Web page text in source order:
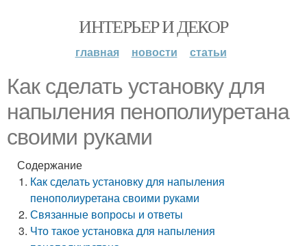
ИНТЕРЬЕР И ДЕКОР
главная новости статьи
Как сделать установку для
напыления пенополиуретана
своими руками
Содержание
Как сделать установку для напыления
пенополиуретана своими руками
Связанные вопросы и ответы
Что такое установка для напыления